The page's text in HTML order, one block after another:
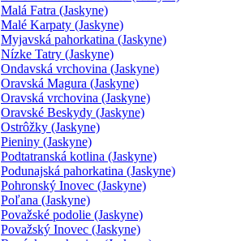
Malá Fatra (Jaskyne)
Malé Karpaty (Jaskyne)
Myjavská pahorkatina (Jaskyne)
Nízke Tatry (Jaskyne)
Ondavská vrchovina (Jaskyne)
Oravská Magura (Jaskyne)
Oravská vrchovina (Jaskyne)
Oravské Beskydy (Jaskyne)
Ostrôžky (Jaskyne)
Pieniny (Jaskyne)
Podtatranská kotlina (Jaskyne)
Podunajská pahorkatina (Jaskyne)
Pohronský Inovec (Jaskyne)
Poľana (Jaskyne)
Považské podolie (Jaskyne)
Považský Inovec (Jaskyne)